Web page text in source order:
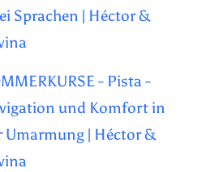
Sprachen | Héctor &
- Pista -
und Komfort in
Umarmung | Héctor &